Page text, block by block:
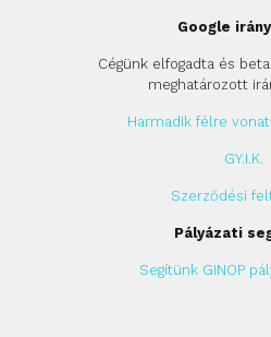
Google
Cégünk elfogadta és
meghatározott
Harmadik félre
GY.I.K.
Szerződési
Pályázati
Segítünk GINOP